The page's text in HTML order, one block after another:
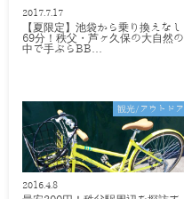
2017.7.17
【夏限定】池袋から乗り換えなし
69分！秩父・芦ヶ久保の大自然の
中で手ぶらBB…
観光/アウトドア
2016.4.8